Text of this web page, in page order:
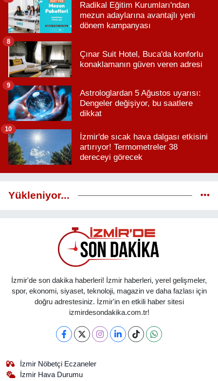
Radikal Eğitim Kurumları'ndan
mezun adaylarına avantajlı yeni
dönem kampanyası
Çınar Suit Hotel, Buca'da konforlu
konaklamanın güven veren adresi
8
Astrologlardan 5 Ağustos uyarısı:
Dengeler değişiyor, bu saatlere
dikkat
9
İzmir'de sıcak hava dalgası etkisini
artırıyor! Termometreler 38
dereceyi görecek
10
Yükleniyor...
İzmir'de son dakika haberleri! İzmir haberleri, yerel gelişmeler,
spor, ekonomi, siyaset, teknoloji, magazin ve daha fazlası için
doğru adrestesiniz. İzmir'in en etkili haber sitesi
izmirdesondakika.com.tr!
İzmir Nöbetçi Eczaneler
İzmir Hava Durumu